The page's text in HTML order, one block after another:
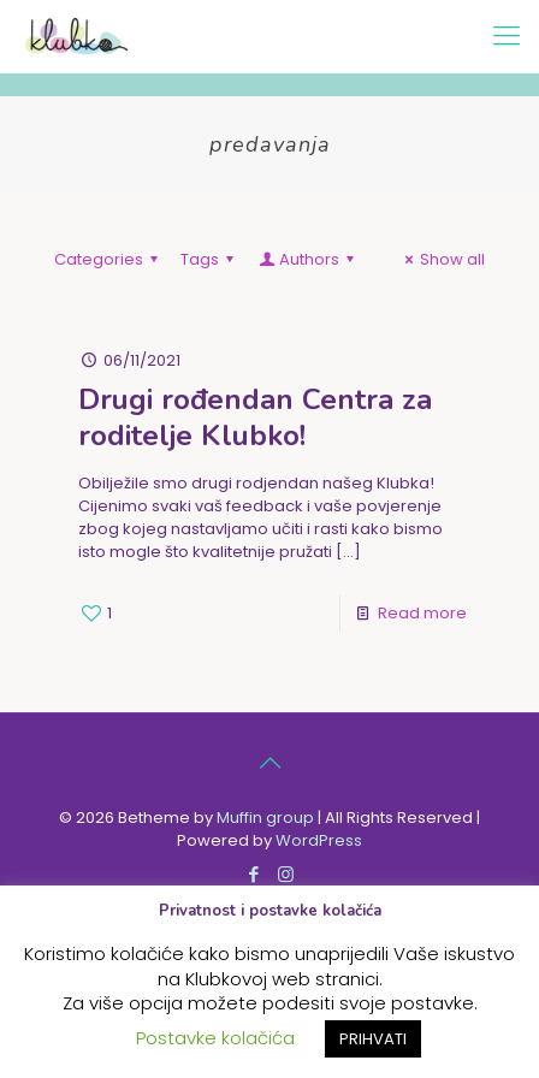
predavanja
Categories Tags Authors Show all
06/11/2021
Drugi rođendan Centra za
roditelje Klubko!
Obilježile smo drugi rodjendan našeg Klubka!
Cijenimo svaki vaš feedback i vaše povjerenje
zbog kojeg nastavljamo učiti i rasti kako bismo
isto mogle što kvalitetnije pružati […]
1 Read more
© 2026 Betheme byMuffin group | All Rights Reserved |
Powered byWordPress
Privatnost i postavke kolačića
Koristimo kolačiće kako bismo unaprijedili Vaše iskustvo
na Klubkovoj web stranici.
Za više opcija možete podesiti svoje postavke.
Postavke kolačića
PRIHVATI